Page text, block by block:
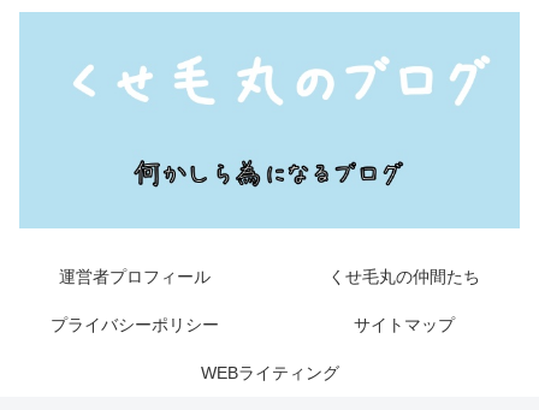
運営者プロフィール くせ毛丸の仲間たち
プライバシーポリシー サイトマップ
WEBライティング